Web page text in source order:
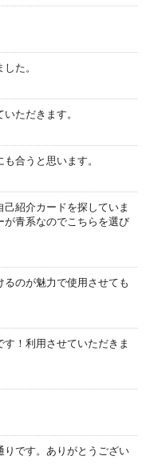
た。
ただきます。
合うと思います。
紹介カードを探していま
が青系なのでこちらを選び
のが魅力で使用させても
！利用させていただきま
りです。ありがとうござい